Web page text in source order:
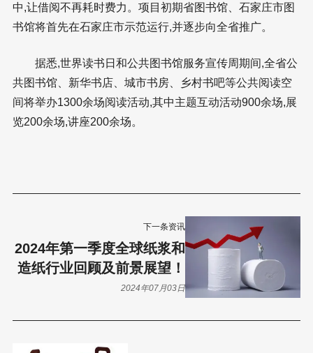
中,让借阅不再耗时费力。项目初期省图书馆、石家庄市图
书馆将首先在石家庄市示范运行,并逐步向全省推广。
据悉,世界读书日和公共图书馆服务宣传周期间,全省公
共图书馆、新华书店、城市书房、乡村书吧等公共阅读空
间将举办1300余场阅读活动,其中主题互动活动900余场,展
览200余场,讲座200余场。
下一条资讯
2024年第一季度全球纸浆和
造纸行业回顾及前景展望！
2024年07月03日